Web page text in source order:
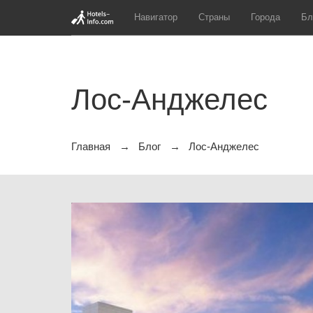
Навигатор Страны Города
Лос-Анджелес
Главная Блог Лос-Анджелес